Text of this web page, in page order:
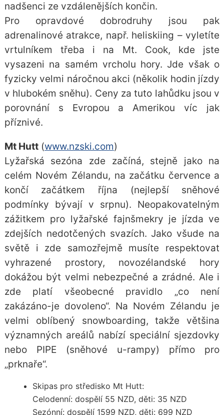
nadšenci ze vzdálenějších končin.
Pro opravdové dobrodruhy jsou pak
adrenalinové atrakce, např. heliskiing – vyletíte
vrtulníkem třeba i na Mt. Cook, kde jste
vysazeni na samém vrcholu hory. Jde však o
fyzicky velmi náročnou akci (několik hodin jízdy
v hlubokém sněhu). Ceny za tuto lahůdku jsou v
porovnání s Evropou a Amerikou víc jak
příznivé.
Mt Hutt(www.nzski.com)
Lyžařská sezóna zde začíná, stejně jako na
celém Novém Zélandu, na začátku července a
končí začátkem října (nejlepší sněhové
podmínky bývají v srpnu). Neopakovatelným
zážitkem pro lyžařské fajnšmekry je jízda ve
zdejších nedotčených svazích. Jako všude na
světě i zde samozřejmě musíte respektovat
vyhrazené prostory, novozélandské hory
dokážou být velmi nebezpečné a zrádné. Ale i
zde platí všeobecné pravidlo „co není
zakázáno-je dovoleno“. Na Novém Zélandu je
velmi oblíbený snowboarding, takže většina
významných areálů nabízí speciální sjezdovky
nebo PIPE (sněhové u-rampy) přímo pro
„prknaře“.
Skipas pro středisko Mt Hutt:
Celodenní: dospělí 55 NZD, děti: 35 NZD
Sezónní: dospělí 1599 NZD, děti: 699 NZD